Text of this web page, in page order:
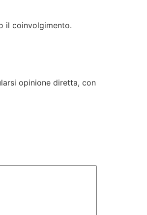
il coinvolgimento.
opinione diretta, con